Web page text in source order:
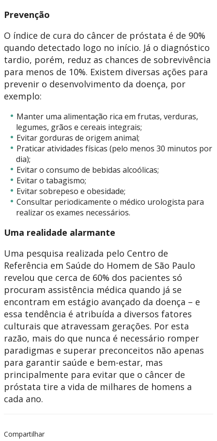
Prevenção
O índice de cura do câncer de próstata é de 90%
quando detectado logo no início. Já o diagnóstico
tardio, porém, reduz as chances de sobrevivência
para menos de 10%. Existem diversas ações para
prevenir o desenvolvimento da doença, por
exemplo:
Manter uma alimentação rica em frutas, verduras,
legumes, grãos e cereais integrais;
Evitar gorduras de origem animal;
Praticar atividades físicas (pelo menos 30 minutos por
dia);
Evitar o consumo de bebidas alcoólicas;
Evitar o tabagismo;
Evitar sobrepeso e obesidade;
Consultar periodicamente o médico urologista para
realizar os exames necessários.
Uma realidade alarmante
Uma pesquisa realizada pelo Centro de
Referência em Saúde do Homem de São Paulo
revelou que cerca de 60% dos pacientes só
procuram assistência médica quando já se
encontram em estágio avançado da doença – e
essa tendência é atribuída a diversos fatores
culturais que atravessam gerações. Por esta
razão, mais do que nunca é necessário romper
paradigmas e superar preconceitos não apenas
para garantir saúde e bem-estar, mas
principalmente para evitar que o câncer de
próstata tire a vida de milhares de homens a
cada ano.
Compartilhar